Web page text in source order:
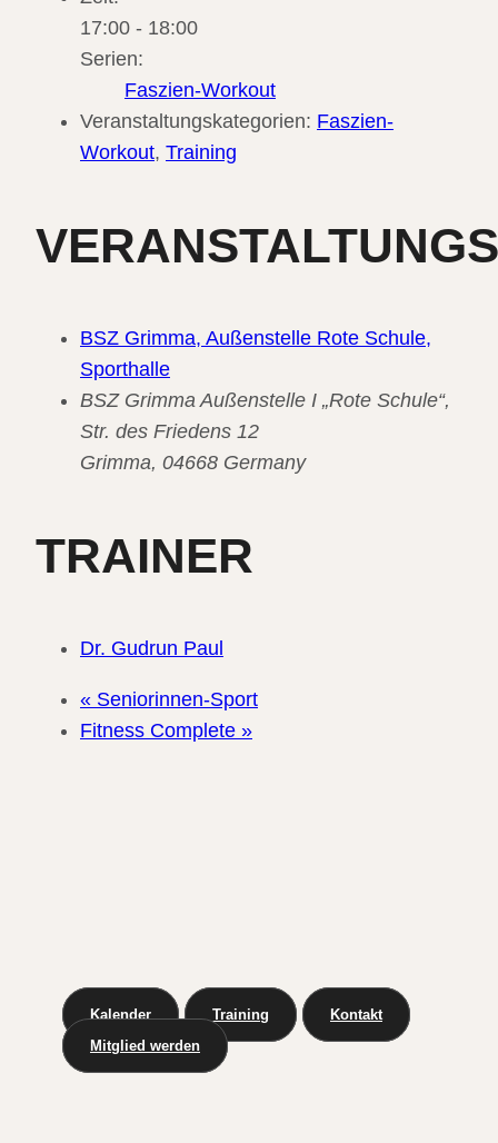
17:00 - 18:00
Serien:
Faszien-Workout
Veranstaltungskategorien: Faszien-
Workout, Training
BSZ Grimma, Außenstelle Rote Schule,
Sporthalle
BSZ Grimma Außenstelle I „Rote Schule“,
Str. des Friedens 12
Grimma, 04668 Germany
TRAINER
Dr. Gudrun Paul
« Seniorinnen-Sport
Fitness Complete »
Kalender Training
Kontakt
Mitglied werden